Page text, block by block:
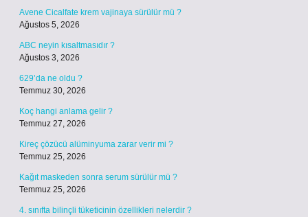
Avene Cicalfate krem vajinaya sürülür mü ?
Ağustos 5, 2026
ABC neyin kısaltmasıdır ?
Ağustos 3, 2026
629’da ne oldu ?
Temmuz 30, 2026
Koç hangi anlama gelir ?
Temmuz 27, 2026
Kireç çözücü alüminyuma zarar verir mi ?
Temmuz 25, 2026
Kağıt maskeden sonra serum sürülür mü ?
Temmuz 25, 2026
4. sınıfta bilinçli tüketicinin özellikleri nelerdir ?